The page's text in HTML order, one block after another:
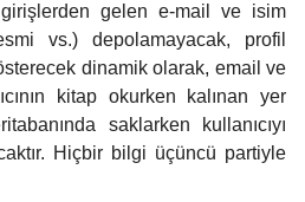
gelen e-mail ve isim
vs.) depolamayacak, profil
dinamik olarak, email ve
kitap okurken kalınan yer
saklarken kullanıcıyı
Hiçbir bilgi üçüncü partiyle